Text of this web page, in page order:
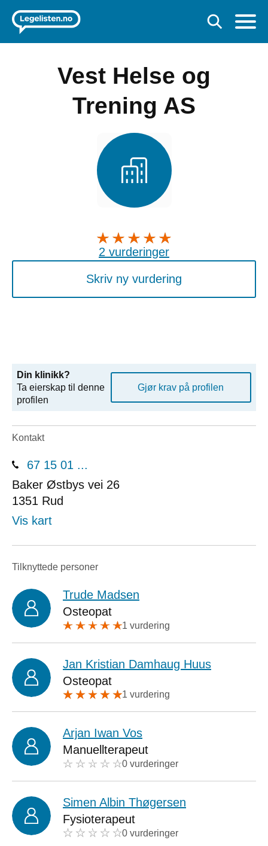
Vest Helse og
Trening AS
2 vurderinger
Skriv ny vurdering
Din klinikk?
Ta eierskap til denne
profilen
Gjør krav på profilen
Kontakt
67 15 01 ...
Baker Østbys vei 26
1351 Rud
Vis kart
Tilknyttede personer
Trude Madsen
Osteopat
1 vurdering
Jan Kristian Damhaug Huus
Osteopat
1 vurdering
Arjan Iwan Vos
Manuellterapeut
0 vurderinger
Simen Albin Thøgersen
Fysioterapeut
0 vurderinger